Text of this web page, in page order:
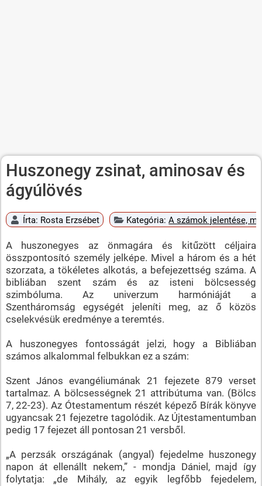
Huszonegy zsinat, aminosav és
ágyúlövés
Írta: Rosta Erzsébet Kategória:A számok jelentése,
A huszonegyes az önmagára és kitűzött céljaira
összpontosító személy jelképe. Mivel a három és a hét
szorzata, a tökéletes alkotás, a befejezettség száma. A
bibliában szent szám és az isteni bölcsesség
szimbóluma. Az univerzum harmóniáját a
Szentháromság egységét jeleníti meg, az ő közös
cselekvésük eredménye a teremtés.
A huszonegyes fontosságát jelzi, hogy a Bibliában
számos alkalommal felbukkan ez a szám:
Szent János evangéliumának 21 fejezete 879 verset
tartalmaz. A bölcsességnek 21 attribútuma van. (Bölcs
7, 22-23). Az Ótestamentum részét képező Bírák könyve
ugyancsak 21 fejezetre tagolódik. Az Újtestamentumban
pedig 17 fejezet áll pontosan 21 versből.
„A perzsák országának (angyal) fejedelme huszonegy
napon át ellenállt nekem,” - mondja Dániel, majd így
folytatja: „de Mihály, az egyik legfőbb fejedelem,